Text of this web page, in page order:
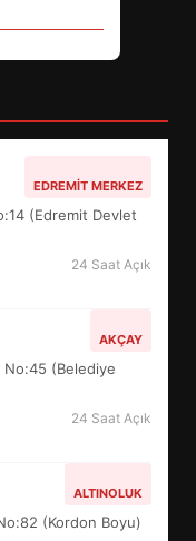
EDREMIT MERKEZ
(Edremit Devlet
24 Saat Açık
AKÇAY
No:45 (Belediye
24 Saat Açık
ALTINOLUK
(Kordon Boyu)
İHA’DA ÇİFTE
NE
NEYİ